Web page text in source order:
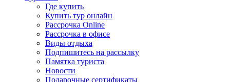
Где купить
Купить тур онлайн
Рассрочка Online
Рассрочка в офисе
Виды отдыха
Подпишитесь на рассылку
Памятка туриста
Новости
Подарочные сертификаты